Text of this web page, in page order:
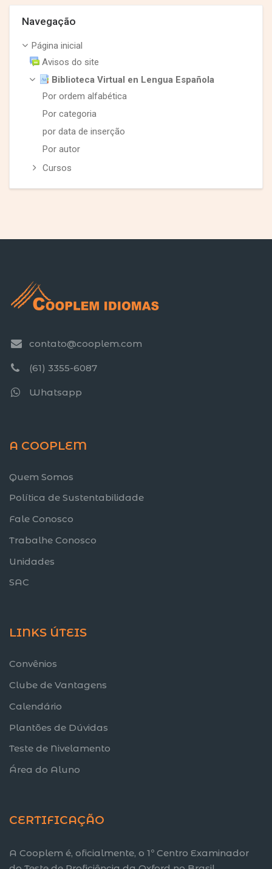
Navegação
Página inicial
Avisos do site
Biblioteca Virtual en Lengua Española
Por ordem alfabética
Por categoria
por data de inserção
Por autor
Cursos
contato@cooplem.com
(61) 3355-6087
Whatsapp
A COOPLEM
Quem Somos
Política de Sustentabilidade
Fale Conosco
Trabalhe Conosco
Unidades
SAC
LINKS ÚTEIS
Convênios
Clube de Vantagens
Calendário
Plantões de Dúvidas
Teste de Nivelamento
Área do Aluno
CERTIFICAÇÃO
A Cooplem é, oficialmente, o 1º Centro Examinador